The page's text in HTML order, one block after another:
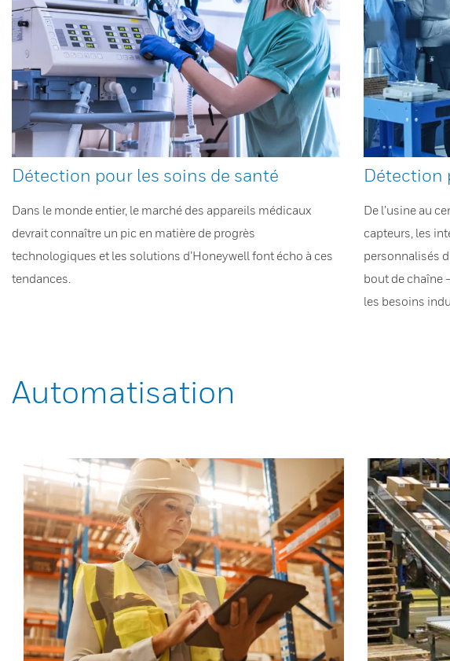
Détection pour les soins de santé
Dans le monde entier, le marché des appareils médicaux
devrait connaître un pic en matière de progrès
technologiques et les solutions d’Honeywell font écho à ces
tendances.
Détection
De l’usine au
capteurs, les
personnalisés
bout de chaîne
les besoins
Automatisation